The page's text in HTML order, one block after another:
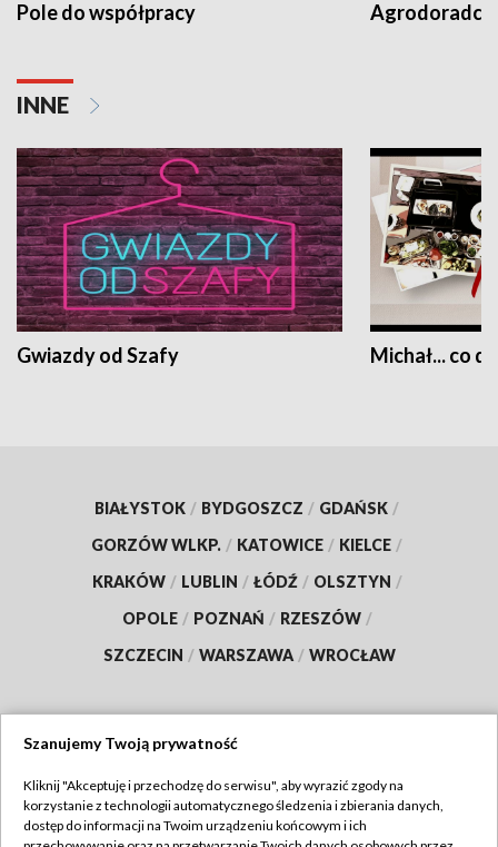
Pole do współpracy Agrodoradcy
INNE
Gwiazdy od Szafy Michał... co
BIAŁYSTOK / BYDGOSZCZ / GDAŃSK /
GORZÓW WLKP. / KATOWICE / KIELCE /
KRAKÓW / LUBLIN / ŁÓDŹ / OLSZTYN /
OPOLE / POZNAŃ / RZESZÓW /
SZCZECIN / WARSZAWA / WROCŁAW
TVP
Szanujemy Twoją prywatność
Kliknij "Akceptuję i przechodzę do serwisu", aby wyrazić zgody na
korzystanie z technologii automatycznego śledzenia i zbierania danych,
dostęp do informacji na Twoim urządzeniu końcowym i ich